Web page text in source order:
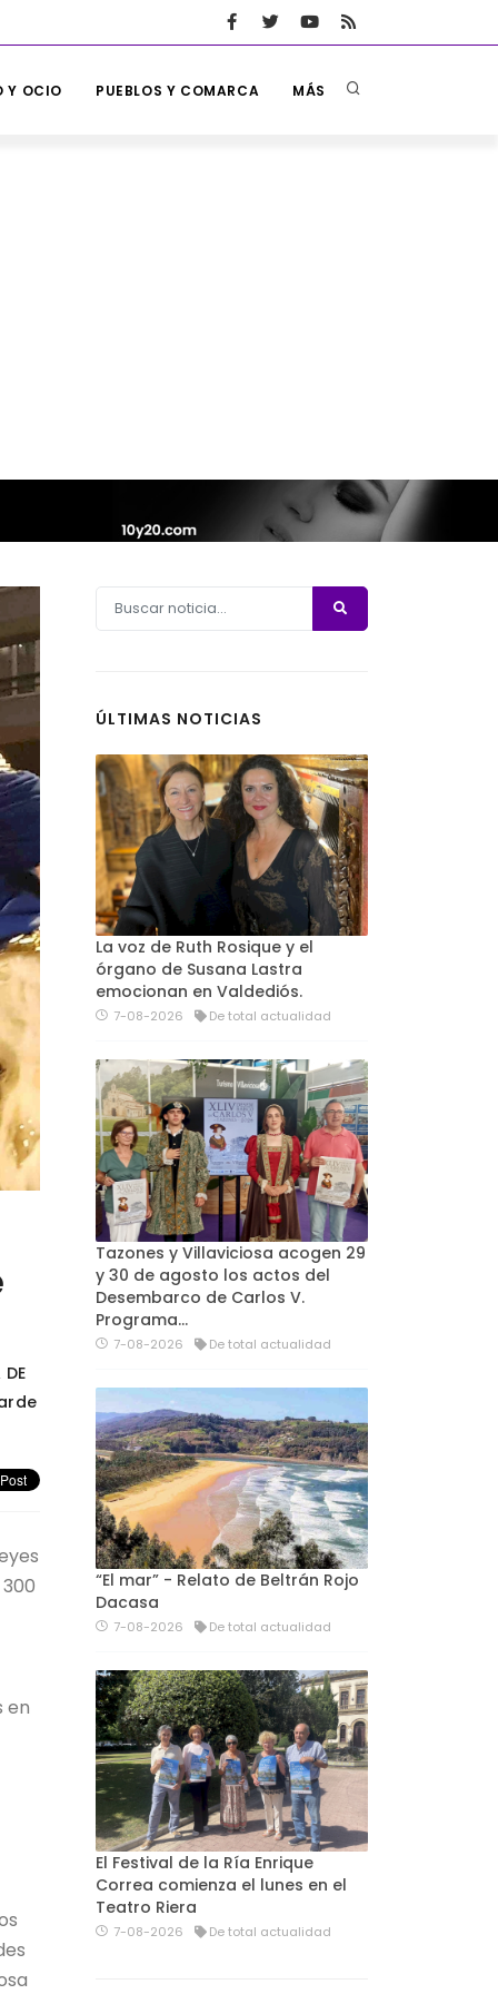
Y OCIO PUEBLOS Y COMARCA MÁS
en
ÚLTIMAS NOTICIAS
La voz de Ruth Rosique y el
órgano de Susana Lastra
emocionan en Valdediós.
7-08-2026 De total actualidad
Tazones y Villaviciosa acogen 29
y 30 de agosto los actos del
Desembarco de Carlos V.
Programa…
7-08-2026 De total actualidad
“El mar” - Relato de Beltrán Rojo
Dacasa
7-08-2026 De total actualidad
El Festival de la Ría Enrique
Correa comienza el lunes en el
Teatro Riera
7-08-2026 De total actualidad